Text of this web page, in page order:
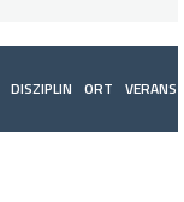
DISZIPLIN ORT